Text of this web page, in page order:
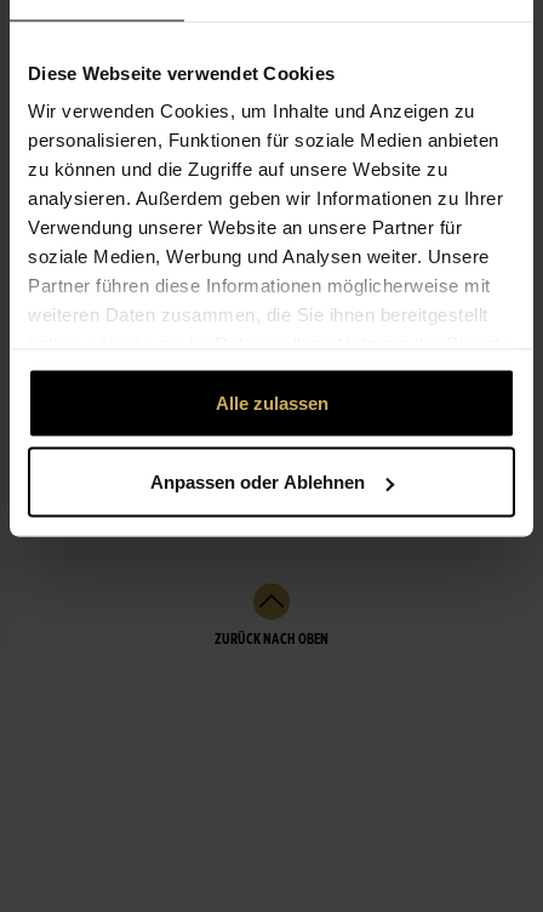
Diese Webseite verwendet Cookies
Wir verwenden Cookies, um Inhalte und Anzeigen zu
personalisieren, Funktionen für soziale Medien anbieten
zu können und die Zugriffe auf unsere Website zu
analysieren. Außerdem geben wir Informationen zu Ihrer
Verwendung unserer Website an unsere Partner für
soziale Medien, Werbung und Analysen weiter. Unsere
Partner führen diese Informationen möglicherweise mit
weiteren Daten zusammen, die Sie ihnen bereitgestellt
gesammelt haben.
Alle zulassen
Anpassen oder Ablehnen
KONTAKT
Blumen im Lehel
Merlin, Manuela
Triftstr. 10
80538 München
089-22 32 79
bestellung@blumen-im-lehel.de
ÖFFNUNGSZEITEN
LEISTUNGEN
ZURÜCK NACH OBEN